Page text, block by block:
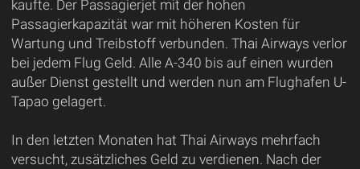
kaufte. Der Passagierjet mit der hohen
Passagierkapazität war mit höheren Kosten für
Wartung und Treibstoff verbunden. Thai Airways verlor
bei jedem Flug Geld. Alle A-340 bis auf einen wurden
außer Dienst gestellt und werden nun am Flughafen U-
Tapao gelagert.
In den letzten Monaten hat Thai Airways mehrfach
versucht, zusätzliches Geld zu verdienen. Nach der